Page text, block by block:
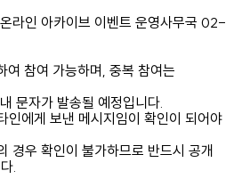
라인 아카이브 이벤트 운영사무국 02-
여 참여 가능하며, 중복 참여는
문자가 발송될 예정입니다.
인에게 보낸 메시지임이 확인이 되어야
경우 확인이 불가하므로 반드시 공개
.